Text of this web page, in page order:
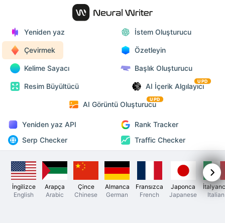
Yeniden yaz İstem Oluşturucu
Çevirmek Özetleyin
Kelime Sayacı Başlık Oluşturucu
Resim Büyültücü AI İçerik Algılayıcı
UPD
AI Görüntü Oluşturucu
UPD
Yeniden yaz API
Rank Tracker
Serp Checker
Traffic Checker
İngilizce
English
Arapça
Arabic
Çince
Chinese
Almanca
German
Fransızca
French
Japonca
Japanese
Italian